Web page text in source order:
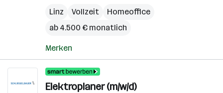
Linz
Vollzeit
Homeoffice
ab 4.500 € monatlich
Merken
Elektroplaner (m/w/d)